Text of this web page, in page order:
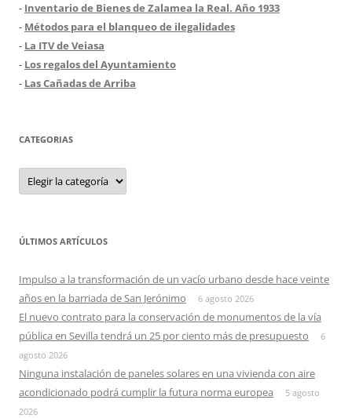
- Inventario de Bienes de Zalamea la Real. Año 1933
- Métodos para el blanqueo de ilegalidades
- La ITV de Veiasa
- Los regalos del Ayuntamiento
- Las Cañadas de Arriba
CATEGORIAS
Categorias
ÚLTIMOS ARTÍCULOS
Impulso a la transformación de un vacío urbano desde hace veinte
años en la barriada de San Jerónimo
6 agosto 2026
El nuevo contrato para la conservación de monumentos de la vía
pública en Sevilla tendrá un 25 por ciento más de presupuesto
6
agosto 2026
Ninguna instalación de paneles solares en una vivienda con aire
acondicionado podrá cumplir la futura norma europea
5 agosto
2026